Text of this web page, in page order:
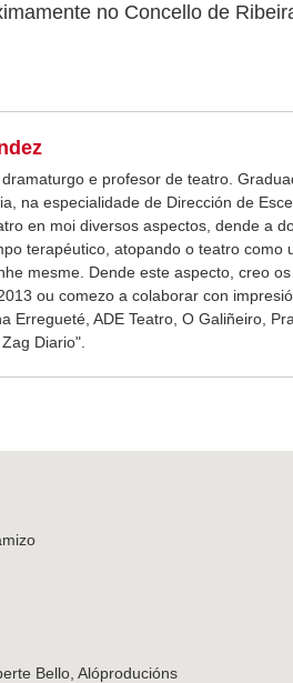
no Concello de
e profesor de teatro.
na especialidade de Dirección de
en moi diversos aspectos, dende a
terapéutico, atopando o teatro como
mesme. Dende este aspecto, creo
ou comezo a colaborar con
Erregueté, ADE Teatro, O Galiñeiro,
Diario".
Bello, Alóproducións